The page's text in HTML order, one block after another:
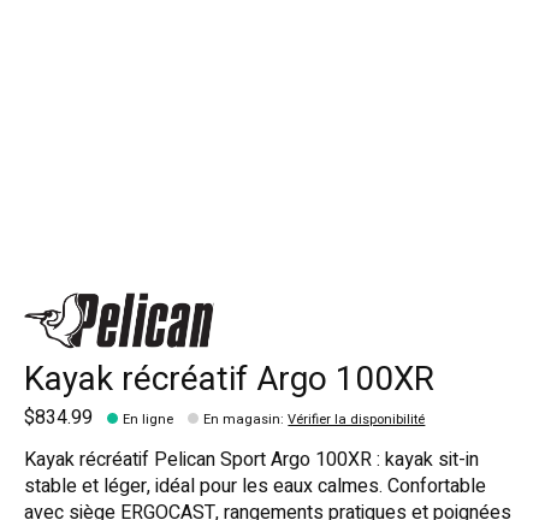
Kayak récréatif Argo 100XR
$834.99 En ligne En magasin:Vérifier la disponibilité
Kayak récréatif Pelican Sport Argo 100XR : kayak sit-in
stable et léger, idéal pour les eaux calmes. Confortable
avec siège ERGOCAST, rangements pratiques et poignées